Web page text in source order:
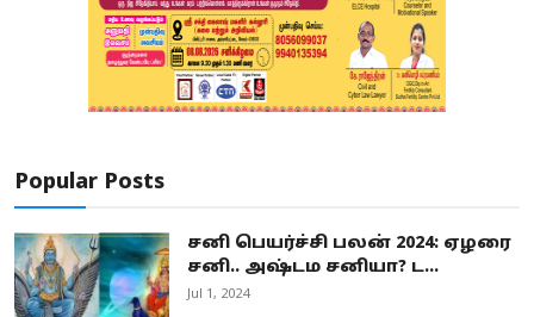
Popular Posts
சனி பெயர்ச்சி பலன் 2024: ஏழரை
சனி.. அஷ்டம சனியா? ட...
Jul 1, 2024